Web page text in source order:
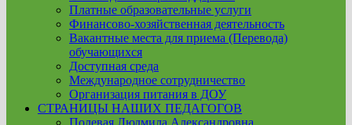
Платные образовательные услуги
Финансово-хозяйственная деятельность
Вакантные места для приема (Перевода)
обучающихся
Доступная среда
Международное сотрудничество
Организация питания в ДОУ
СТРАНИЦЫ НАШИХ ПЕДАГОГОВ
Полевая Людмила Александровна